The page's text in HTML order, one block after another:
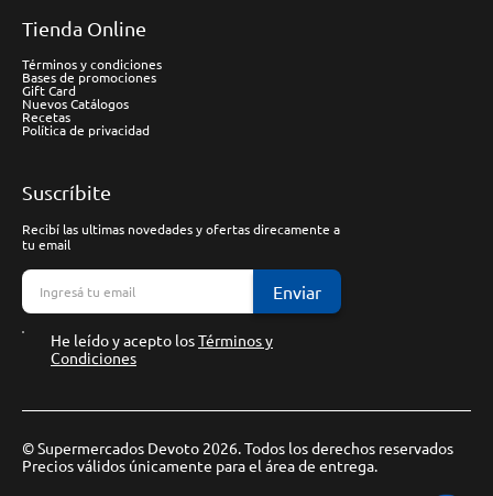
Tienda Online
Términos y condiciones
Bases de promociones
Gift Card
Nuevos Catálogos
Recetas
Política de privacidad
Suscríbite
Recibí las ultimas novedades y ofertas direcamente a
tu email
Enviar
He leído y acepto losTérminos y
Condiciones
© Supermercados Devoto 2026. Todos los derechos reservados
Precios válidos únicamente para el área de entrega.